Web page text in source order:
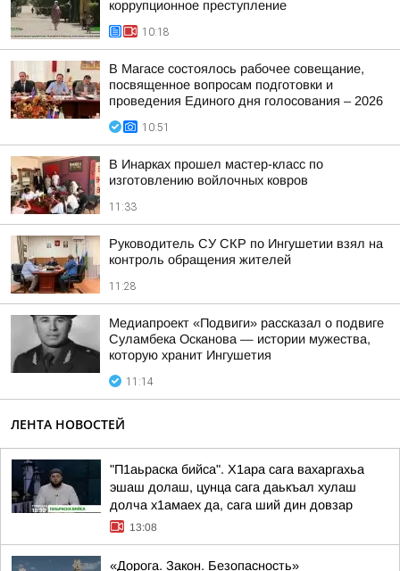
коррупционное преступление
10:18
В Магасе состоялось рабочее совещание,
посвященное вопросам подготовки и
проведения Единого дня голосования – 2026
10:51
В Инарках прошел мастер-класс по
изготовлению войлочных ковров
11:33
Руководитель СУ СКР по Ингушетии взял на
контроль обращения жителей
11:28
Медиапроект «Подвиги» рассказал о подвиге
Суламбека Осканова — истории мужества,
которую хранит Ингушетия
11:14
ЛЕНТА НОВОСТЕЙ
"П1аьраска бийса". Х1ара сага вахаргахьа
эшаш долаш, цунца сага даькъал хулаш
долча х1амаех да, сага ший дин довзар
13:08
«Дорога. Закон. Безопасность»